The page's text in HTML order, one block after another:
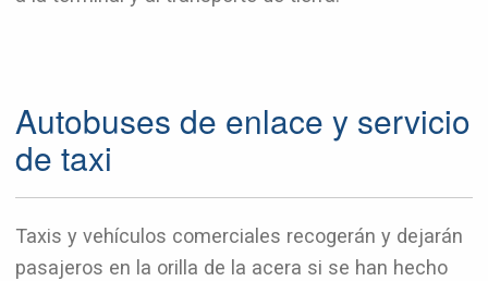
Autobuses de enlace y servicio
de taxi
Taxis y vehículos comerciales recogerán y dejarán
pasajeros en la orilla de la acera si se han hecho